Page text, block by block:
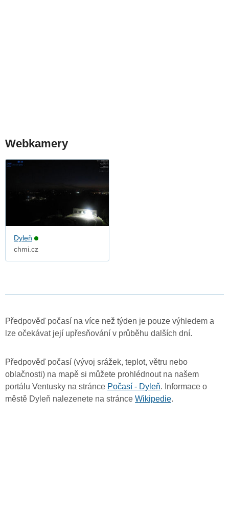
Webkamery
Dyleň
chmi.cz
Předpověď počasí na více než týden je pouze výhledem a
lze očekávat její upřesňování v průběhu dalších dní.
Předpověď počasí (vývoj srážek, teplot, větru nebo
oblačnosti) na mapě si můžete prohlédnout na našem
portálu Ventusky na stránce Počasí - Dyleň. Informace o
městě Dyleň nalezenete na stránce Wikipedie.